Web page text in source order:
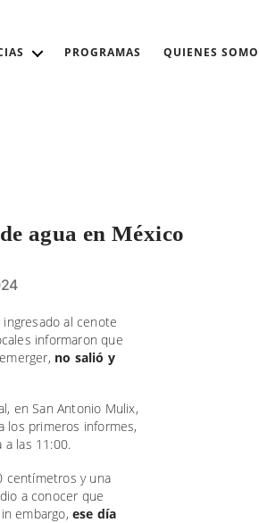
PROGRAMAS QUIENES
agua en México
al cenote
informaron que
no salió y
en San Antonio Mulix,
los primeros informes,
a las 11:00.
centímetros y una
a conocer que
embargo,ese día